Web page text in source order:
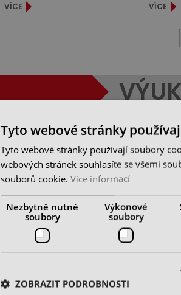
VÍCE
VÍCE
VÍCE
Výukové
výměnných
(Sinumeric,
firem pro
Tyto webové stránky
Tyto webové stránky používají soubory
webových stránek souhlasíte se všemi
souborů cookie. Více informací
Nezbytně nutné
soubory
Výkonové
soubory
ZOBRAZIT PODROBNOSTI